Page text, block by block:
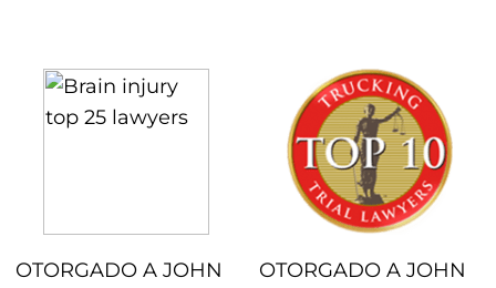
OTORGADO A JOHN
OTORGADO A JOHN